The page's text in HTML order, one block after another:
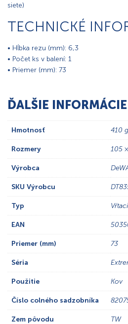
siete)
TECHNICKÉ
• Hĺbka rezu (mm): 6,3
• Počet ks v balení: 1
• Priemer (mm): 73
ĎALŠIE INFORMÁCIE
Hmotnosť 410 g
Rozmery 105
Výrobca
SKU Výrobcu
Typ
EAN
Priemer (mm) 73
Séria
Použitie Kov
Číslo colného sadzobníka
Zem pôvodu TW